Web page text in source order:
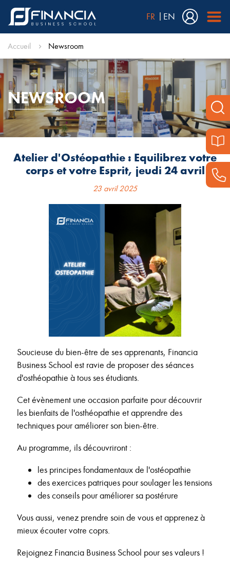
FR EN
Accueil Newsroom
NEWSROOM
Atelier d'Ostéopathie : Equilibrez votre
corps et votre Esprit, jeudi 24 avril
23 avril 2025
Soucieuse du bien-être de ses apprenants, Financia
Business School est ravie de proposer des séances
d'osthéopathie à tous ses étudiants.
Cet évènement une occasion parfaite pour découvrir
les bienfaits de l'osthéopathie et apprendre des
techniques pour améliorer son bien-être.
Au programme, ils découvriront :
les principes fondamentaux de l'ostéopathie
des exercices patriques pour soulager les tensions
des conseils pour améliorer sa postérure
Vous aussi, venez prendre soin de vous et apprenez à
mieux écouter votre coprs.
Rejoignez Financia Business School pour ses valeurs !